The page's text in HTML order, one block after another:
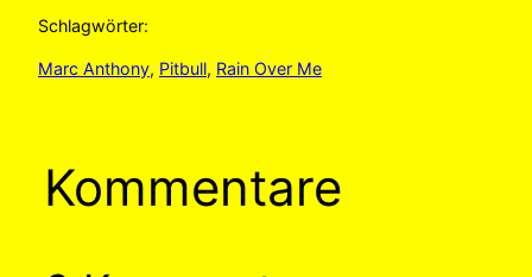
Schlagwörter:
Marc Anthony, Pitbull, Rain Over Me
Kommentare